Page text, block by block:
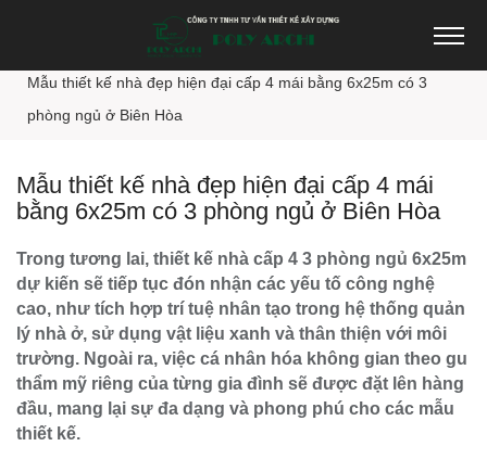
Thiết kế nhà đẹp
Mẫu thiết kế nhà đẹp hiện đại cấp 4 mái bằng 6x25m có 3
phòng ngủ ở Biên Hòa
Mẫu thiết kế nhà đẹp hiện đại cấp 4 mái
bằng 6x25m có 3 phòng ngủ ở Biên Hòa
Trong tương lai, thiết kế nhà cấp 4 3 phòng ngủ 6x25m
dự kiến sẽ tiếp tục đón nhận các yếu tố công nghệ
cao, như tích hợp trí tuệ nhân tạo trong hệ thống quản
lý nhà ở, sử dụng vật liệu xanh và thân thiện với môi
trường. Ngoài ra, việc cá nhân hóa không gian theo gu
thẩm mỹ riêng của từng gia đình sẽ được đặt lên hàng
đầu, mang lại sự đa dạng và phong phú cho các mẫu
thiết kế.